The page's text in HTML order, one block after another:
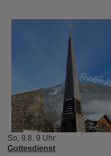
So, 9.8. 9 Uhr
Gottesdienst